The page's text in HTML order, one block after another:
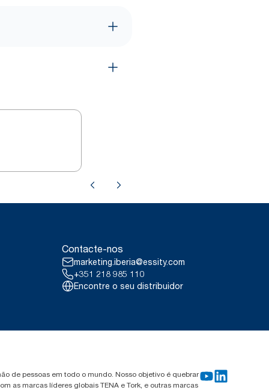
Contacte-nos
marketing.iberia@essity.com
+351 218 985 110
Encontre o seu distribuidor
de pessoas em todo o mundo. Nosso objetivo é quebrar
as marcas líderes globais TENA e Tork, e outras marcas